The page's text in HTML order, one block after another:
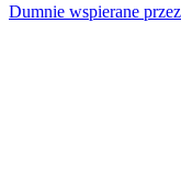
Dumnie wspierane